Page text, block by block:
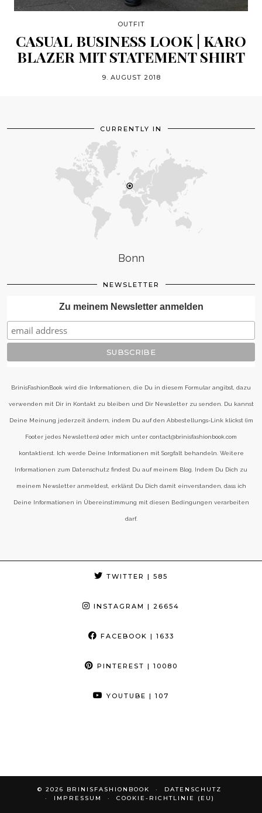
OUTFIT
CASUAL BUSINESS LOOK | KARO
BLAZER MIT STATEMENT SHIRT
9. AUGUST 2018
CURRENTLY IN
Bonn
NEWSLETTER
Zu meinem Newsletter anmelden
BrinisFashionBook wird die Informationen, die Du in diesem Formular angibst, dazu
verwenden mit Dir in Kontakt zu bleiben und Dir Newsletter zu senden. Du kannst
Deine Meinung jederzeit ändern, indem Du auf den Abbestellungs-Link klickst (im
Footer jedes Newsletters) oder mich unter contact@brinisfashionbook.com
kontaktierst. Ich werde Deine Informationen mit Sorgfalt behandeln. Weitere
Informationen zum Datenschutz findest Du auf meinem Blog. Indem Du Dich zu
meinem Newsletter anmeldest, erklärst Du Dich damit einverstanden, dass ich
Deine Informationen in Übereinstimmung mit diesen Bedingungen verarbeiten
darf.
TWITTER | 585
INSTAGRAM | 26654
FACEBOOK | 1633
PINTEREST | 10080
YOUTUBE | 107
© 2026 BRINISFASHIONBOOK
DATENSCHUTZ
IMPRESSUM
COOKIE-RICHTLINIE (EU)